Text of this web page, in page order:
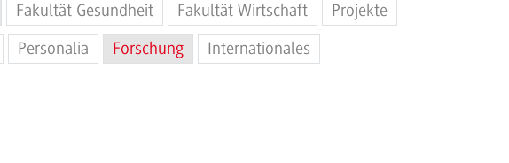
Fakultät Gesundheit Fakultät Wirtschaft
Projekte
Personalia Forschung Internationales